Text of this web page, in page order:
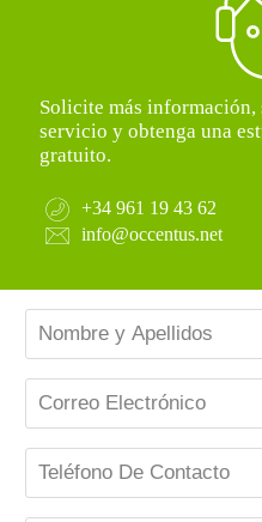
Solicite más información,
servicio y obtenga una
gratuito.
+34 961 19 43 62
info@occentus.net